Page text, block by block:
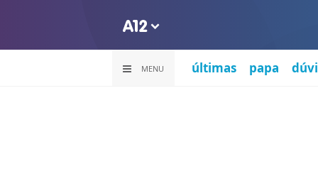
MENU últimas papa